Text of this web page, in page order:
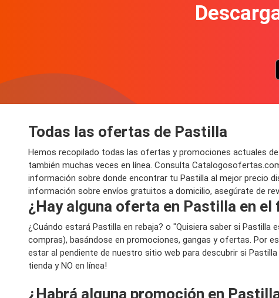
Todas las ofertas de Pastilla
Hemos recopilado todas las ofertas y promociones actuales
también muchas veces en línea. Consulta
información sobre donde encontrar tu Pastilla al mejor precio
información sobre envíos gratuitos a domicilio, asegúrate de
¿Hay alguna oferta en Pastilla en
¿Cuándo estará Pastilla en rebaja? o "Quisiera saber si
compras), basándose en promociones, gangas y ofertas. Por
estar al pendiente de nuestro sitio web para descubrir si
tienda y NO en línea!
¿Habrá alguna promoción en